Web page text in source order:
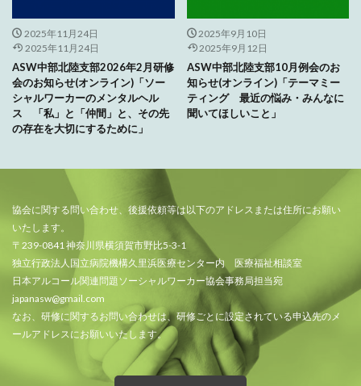
2025年11月24日
2025年11月24日
ASW中部北陸支部2026年2月研修
会のお知らせ(オンライン)「ソー
シャルワーカーのメンタルヘル
ス 「私」と「仲間」と、その先
の存在を大切にするために」
2025年9月10日
2025年9月12日
ASW中部北陸支部10月例会のお
知らせ(オンライン)「テーマミー
ティング 最近の悩み・みんなに
聞いてほしいこと」
協会に関する問い合わせ、後援依頼等は以下のアドレスまたは住所にお願い
いたします。
〒239-0841 神奈川県横須賀市野比5-3-1
独立行政法人国立病院機構久里浜医療センター内 医療福祉相談室
日本アルコール関連問題ソーシャルワーカー協会事務局担当宛
japanasw@gmail.com
なお、研修に関するお問い合わせは、研修ごとに設定されている申込先のメ
ールアドレスにお願いいたします。